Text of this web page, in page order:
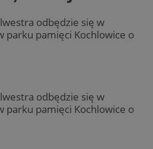
odbędzie się w
parku pamięci Kochlowice o
odbędzie się w
parku pamięci Kochlowice o